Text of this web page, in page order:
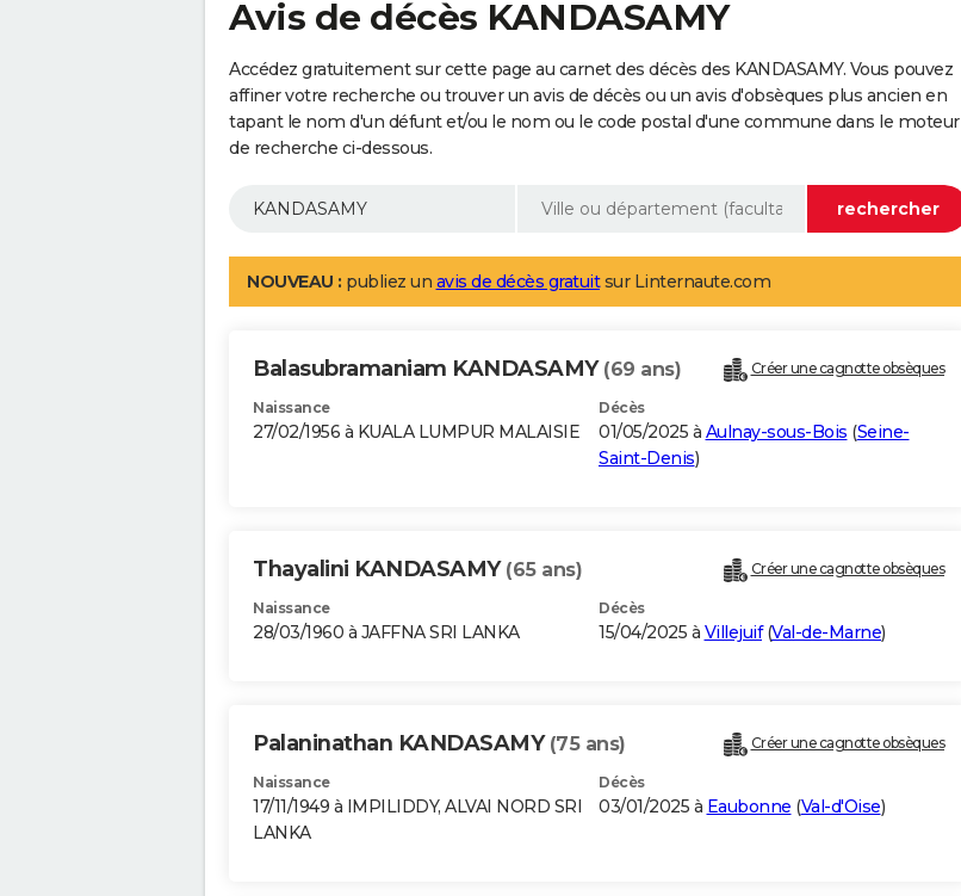
Avis de décès KANDASAMY
Accédez gratuitement sur cette page au carnet des décès des KANDASAMY. Vous pouvez
affiner votre recherche ou trouver un avis de décès ou un avis d'obsèques plus ancien en
tapant le nom d'un défunt et/ou le nom ou le code postal d'une commune dans le moteur
de recherche ci-dessous.
NOUVEAU : publiez un avis de décès gratuitsur Linternaute.com
Balasubramaniam KANDASAMY (69 ans) Créer une cagnotte obsèques
Naissance
27/02/1956 à KUALA LUMPUR MALAISIE
Décès
01/05/2025 à Aulnay-sous-Bois (Seine-
Saint-Denis)
Thayalini KANDASAMY (65 ans) Créer une cagnotte obsèques
Naissance
28/03/1960 à JAFFNA SRI LANKA
Décès
15/04/2025 à Villejuif(Val-de-Marne)
Palaninathan KANDASAMY (75 ans) Créer une cagnotte obsèques
Naissance
17/11/1949 à IMPILIDDY, ALVAI NORD SRI
LANKA
Décès
03/01/2025 à Eaubonne (Val-d'Oise)